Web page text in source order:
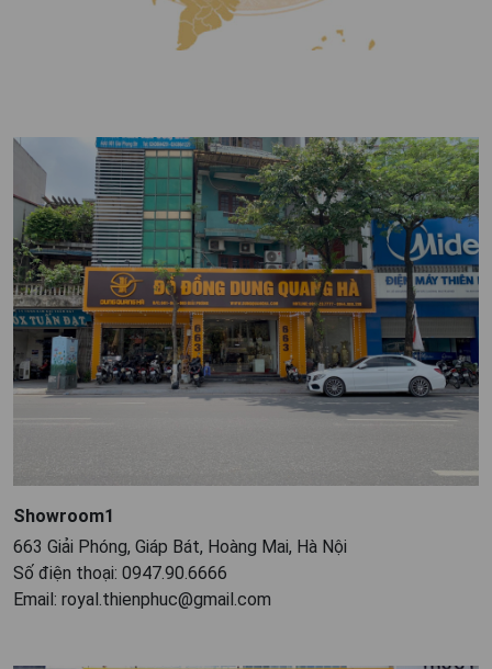
Showroom1
663 Giải Phóng, Giáp Bát, Hoàng Mai, Hà Nội
Số điện thoại: 0947.90.6666
Email: royal.thienphuc@gmail.com